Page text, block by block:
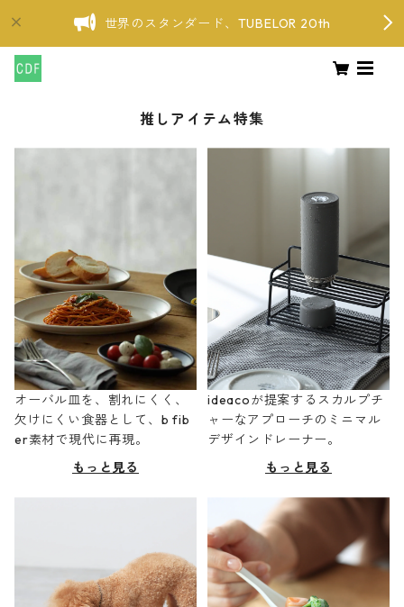
世界のスタンダード、TUBELOR 20th
推しアイテム特集
オーバル皿を、割れにくく、
欠けにくい食器として、b fib
er素材で現代に再現。
もっと見る
ideacoが提案するスカルプチ
ャーなアプローチのミニマル
デザインドレーナー。
もっと見る